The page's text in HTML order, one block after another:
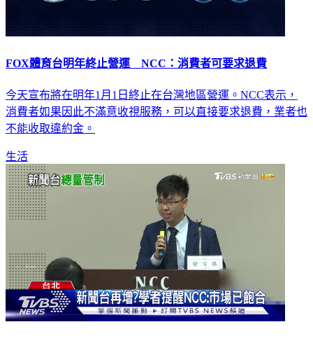
FOX體育台明年終止營運 NCC：消費者可要求退費
今天宣布將在明年1月1日終止在台灣地區營運。NCC表示，
消費者如果因此不滿意收視服務，可以直接要求退費，業者也
不能收取違約金。
生活